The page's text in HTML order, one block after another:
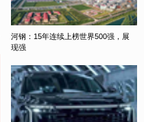
河钢：15年连续上榜世界500强，展
现强